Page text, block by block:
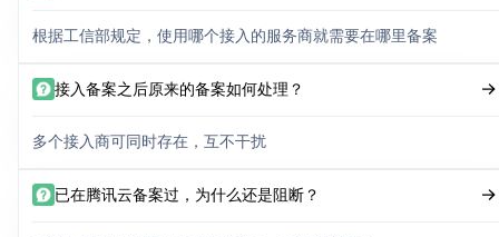
根据工信部规定，使用哪个接入的服务商就需要在哪里备案
接入备案之后原来的备案如何处理？
多个接入商可同时存在，互不干扰
已在腾讯云备案过，为什么还是阻断？